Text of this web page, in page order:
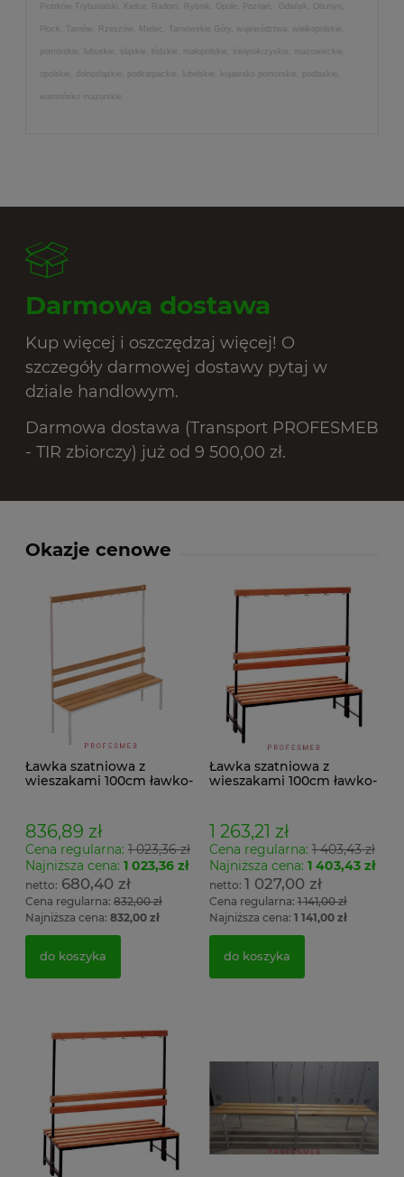
Piotrków Trybunalski, Kielce, Radom, Rybnik, Opole, Poznań, Gdańsk, Olsztyn,
Płock, Tarnów, Rzeszów, Mielec, Tarnowskie Góry, województwa: wielkopolskie,
pomorskie, lubuskie, śląskie, łódzkie, małopolskie, świętokrzyskie, mazowieckie,
opolskie, dolnośląskie, podkarpackie, lubelskie, kujawsko pomorskie, podlaskie,
warmińsko mazurskie.
Darmowa dostawa
Kup więcej i oszczędzaj więcej! O
szczegóły darmowej dostawy pytaj w
dziale handlowym.
Darmowa dostawa (Transport PROFESMEB
- TIR zbiorczy) już od 9 500,00 zł.
Okazje cenowe
Ławka szatniowa z
wieszakami 100cm ławko-
836,89 zł
Cena regularna: 1 023,36 zł
Najniższa cena: 1 023,36 zł
680,40 zł
Cena regularna: 832,00 zł
Najniższa cena: 832,00 zł
do koszyka
Ławka szatniowa z
wieszakami 100cm ławko-
1 263,21 zł
Cena regularna:1 403,43 zł
Najniższa cena: 1 403,43 zł
1 027,00 zł
Cena regularna:1 141,00 zł
Najniższa cena: 1 141,00 zł
do koszyka